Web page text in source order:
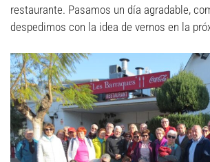
restaurante. Pasamos un día agradable,
despedimos con la idea de vernos en la